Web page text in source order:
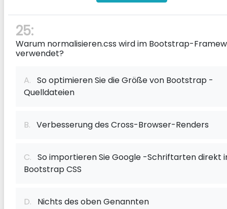
25:
Warum normalisieren.css wird im Bootstrap-
verwendet?
A. So optimieren Sie die Größe von Bootstrap -
Quelldateien
B. Verbesserung des Cross-Browser-Renders
C. So importieren Sie Google -Schriftarten direkt
Bootstrap CSS
D. Nichts des oben Genannten